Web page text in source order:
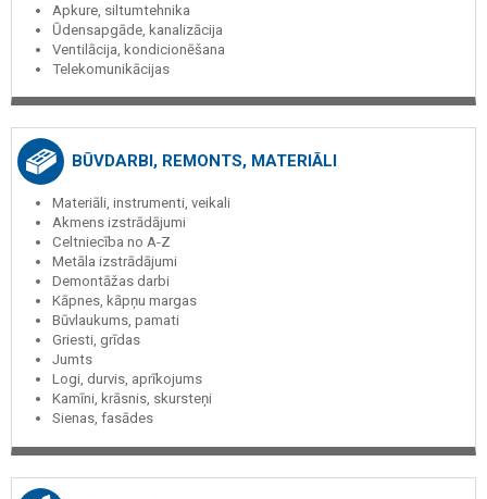
Apkure, siltumtehnika
Ūdensapgāde, kanalizācija
Ventilācija, kondicionēšana
Telekomunikācijas
BŪVDARBI, REMONTS, MATERIĀLI
Materiāli, instrumenti, veikali
Akmens izstrādājumi
Celtniecība no A-Z
Metāla izstrādājumi
Demontāžas darbi
Kāpnes, kāpņu margas
Būvlaukums, pamati
Griesti, grīdas
Jumts
Logi, durvis, aprīkojums
Kamīni, krāsnis, skursteņi
Sienas, fasādes